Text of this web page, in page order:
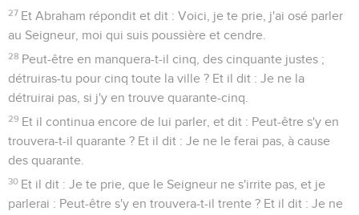
27 Et Abraham répondit et dit : Voici, je te prie, j'ai osé parler
au Seigneur, moi qui suis poussière et cendre.
28 Peut-être en manquera-t-il cinq, des cinquante justes ;
détruiras-tu pour cinq toute la ville ? Et il dit : Je ne la
détruirai pas, si j'y en trouve quarante-cinq.
29 Et il continua encore de lui parler, et dit : Peut-être s'y en
trouvera-t-il quarante ? Et il dit : Je ne le ferai pas, à cause
des quarante.
30 Et il dit : Je te prie, que le Seigneur ne s'irrite pas, et je
parlerai : Peut-être s'y en trouvera-t-il trente ? Et il dit : Je ne